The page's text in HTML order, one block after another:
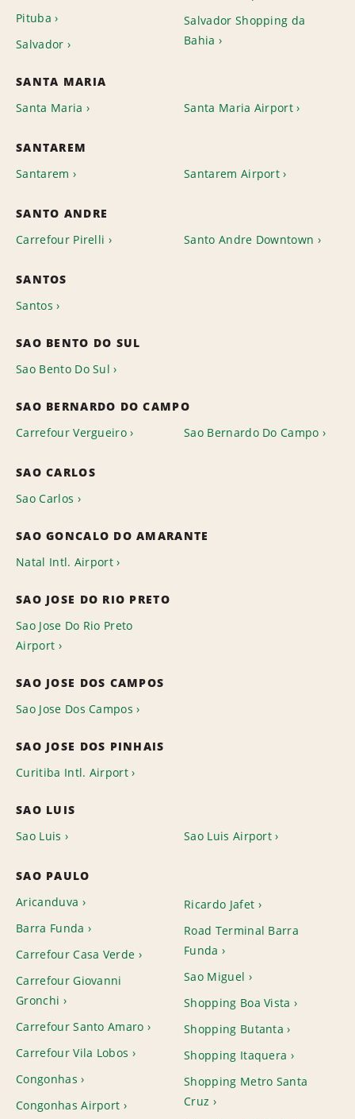
Pituba
Salvador
Salvador Shopping da
Bahia
SANTA MARIA
Santa Maria
Santa Maria Airport
SANTAREM
Santarem
Santarem Airport
SANTO ANDRE
Carrefour Pirelli
Santo Andre Downtown
SANTOS
Santos
SAO BENTO DO SUL
Sao Bento Do Sul
SAO BERNARDO DO CAMPO
Carrefour Vergueiro
Sao Bernardo Do Campo
SAO CARLOS
Sao Carlos
SAO GONCALO DO AMARANTE
Natal Intl. Airport
SAO JOSE DO RIO PRETO
Sao Jose Do Rio Preto
Airport
SAO JOSE DOS CAMPOS
Sao Jose Dos Campos
SAO JOSE DOS PINHAIS
Curitiba Intl. Airport
SAO LUIS
Sao Luis
Sao Luis Airport
SAO PAULO
Aricanduva
Barra Funda
Carrefour Casa Verde
Carrefour Giovanni
Gronchi
Carrefour Santo Amaro
Carrefour Vila Lobos
Congonhas
Congonhas Airport
Ricardo Jafet
Road Terminal Barra
Funda
Sao Miguel
Shopping Boa Vista
Shopping Butanta
Shopping Itaquera
Shopping Metro Santa
Cruz